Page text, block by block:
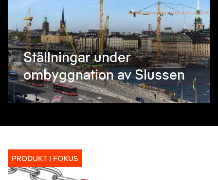
Ställningar under
ombyggnation av Slussen
PRODUKT I FOKUS